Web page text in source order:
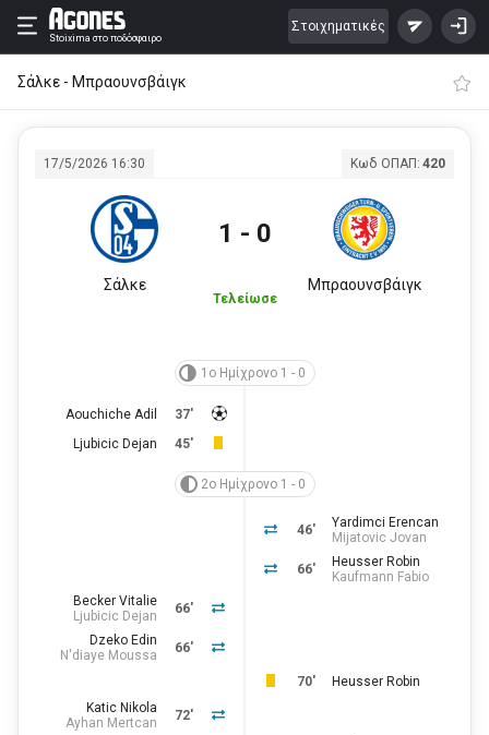
Stoixima στο ποδόσφαιρο
Στοιχηματικές
Σάλκε - Μπραουνσβάιγκ
17/5/2026 16:30 Κωδ ΟΠΑΠ: 420
Σάλκε
1 - 0
Τελείωσε
Μπραουνσβάιγκ
1ο Ημίχρονο 1 - 0
37'
Aouchiche Adil
45'
Ljubicic Dejan
2ο Ημίχρονο 1 - 0
46'
Yardimci Erencan
Mijatovic Jovan
66'
Heusser Robin
Kaufmann Fabio
66'
Becker Vitalie
Ljubicic Dejan
66'
Dzeko Edin
N'diaye Moussa
70'
Heusser Robin
72'
Katic Nikola
Ayhan Mertcan